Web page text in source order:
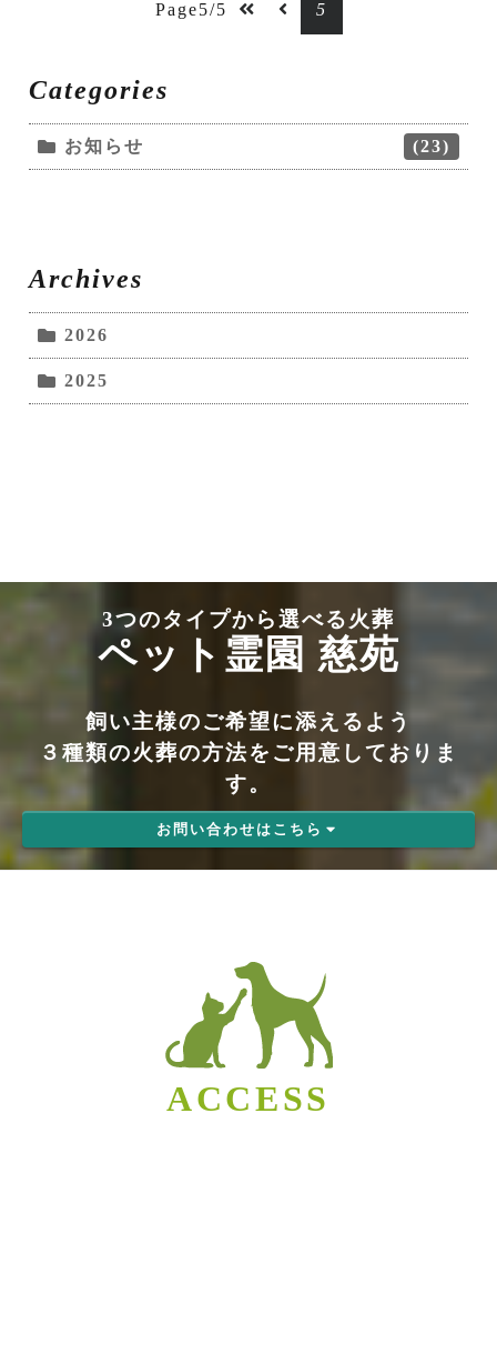
Page5/5 5
Categories
お知らせ (23)
Archives
2026
2025
3つのタイプから選べる火葬
ペット霊園 慈苑
飼い主様のご希望に添えるよう
３種類の火葬の方法をご用意しておりま
す。
お問い合わせはこちら
ACCESS